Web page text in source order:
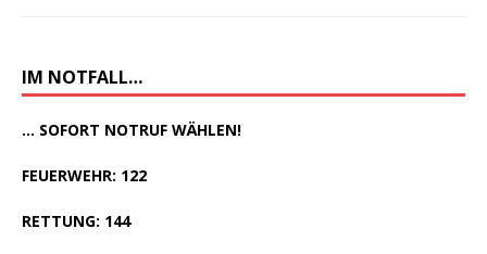
IM NOTFALL…
... SOFORT NOTRUF WÄHLEN!
FEUERWEHR: 122
RETTUNG: 144